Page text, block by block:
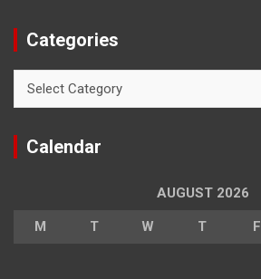
Categories
Calendar
AUGUST 2026
M T W T F